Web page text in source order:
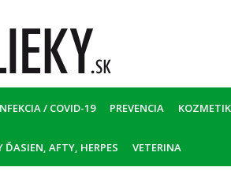
/ COVID-19 PREVENCIA
AFTY, HERPES VETERINA